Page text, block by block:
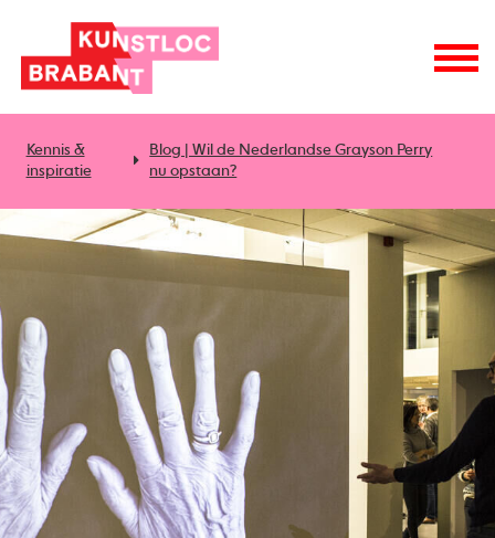
Kennis &
inspiratie
Blog | Wil de Nederlandse Grayson Perry
nu opstaan?